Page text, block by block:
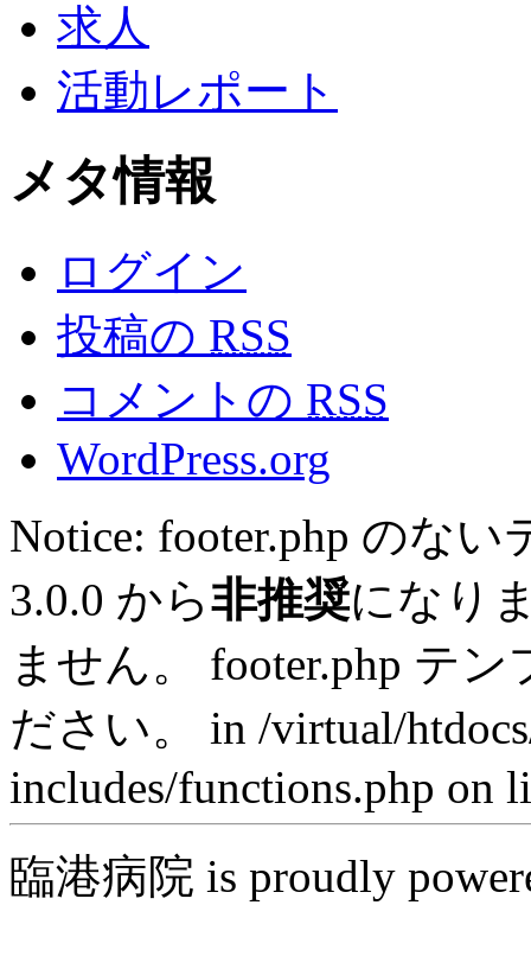
求人
活動レポート
メタ情報
ログイン
投稿の RSS
コメントの RSS
WordPress.org
Notice: footer.php のな
3.0.0 から非推奨になり
ません。 footer.php テ
ださい。 in /virtual/
includes/functions.php on
臨港病院 is proudly